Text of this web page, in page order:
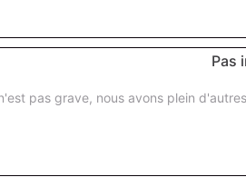
Pide
Pas
pas grave, nous avons plein